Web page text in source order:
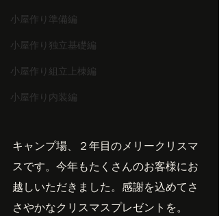
小屋作り準備編
小屋作り独立基礎編
小屋作り組立上棟編
小屋作り内装編
キャンプ場、２年目のメリークリスマ
スです。今年もたくさんのお客様にお
越しいただきました。感謝を込めてさ
さやかなクリスマスプレゼントを。